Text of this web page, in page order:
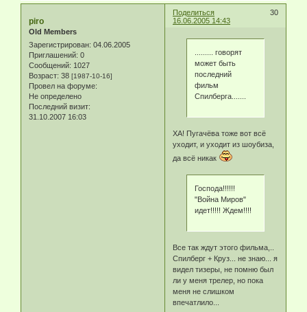
Поделиться
30
16.06.2005 14:43
piro
Old Members
Зарегистрирован: 04.06.2005
Приглашений: 0
Сообщений: 1027
Возраст: 38 [1987-10-16]
Провел на форуме:
Не определено
Последний визит:
31.10.2007 16:03
......... говорят
может быть
последний
фильм
Спилберга.......
ХА! Пугачёва тоже вот всё
уходит, и уходит из шоубиза,
да всё никак
Господа!!!!!!
"Война Миров"
идет!!!!! Ждем!!!!
Все так ждут этого фильма,..
Спилберг + Круз... не знаю... я
видел тизеры, не помню был
ли у меня трелер, но пока
меня не слишком
впечатлило...